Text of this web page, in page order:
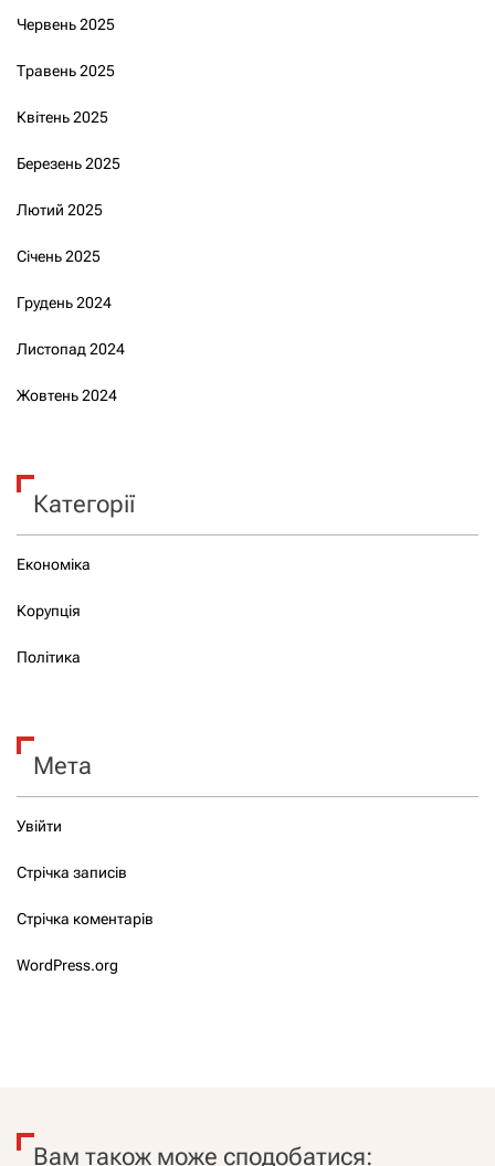
Червень 2025
Травень 2025
Квітень 2025
Березень 2025
Лютий 2025
Січень 2025
Грудень 2024
Листопад 2024
Жовтень 2024
Категорії
Економіка
Корупція
Політика
Мета
Увійти
Стрічка записів
Стрічка коментарів
WordPress.org
Вам також може сподобатися: